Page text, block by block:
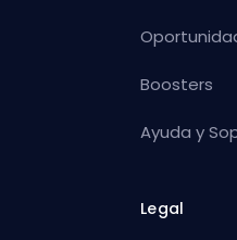
Boosters
Ayuda y
Legal